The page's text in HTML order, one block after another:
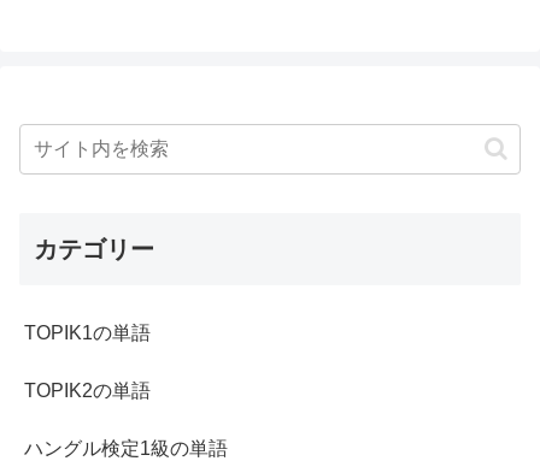
カテゴリー
TOPIK1の単語
TOPIK2の単語
ハングル検定1級の単語